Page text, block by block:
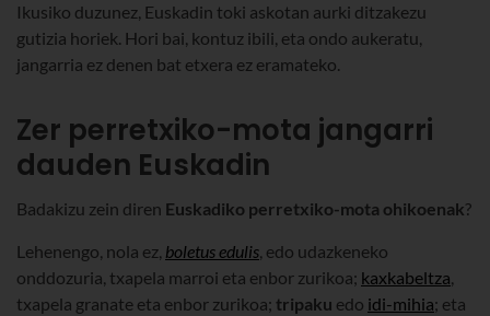
Ikusiko duzunez, Euskadin toki askotan aurki ditzakezu
gutizia horiek. Hori bai, kontuz ibili, eta ondo aukeratu,
jangarria ez denen bat etxera ez eramateko.
Zer perretxiko-mota jangarri
dauden Euskadin
Badakizu zein diren Euskadiko perretxiko-mota ohikoenak?
Lehenengo, nola ez, boletus edulis, edo udazkeneko
onddozuria, txapela marroi eta enbor zurikoa; kaxkabeltza,
txapela granate eta enbor zurikoa; tripaku edo idi-mihia; eta